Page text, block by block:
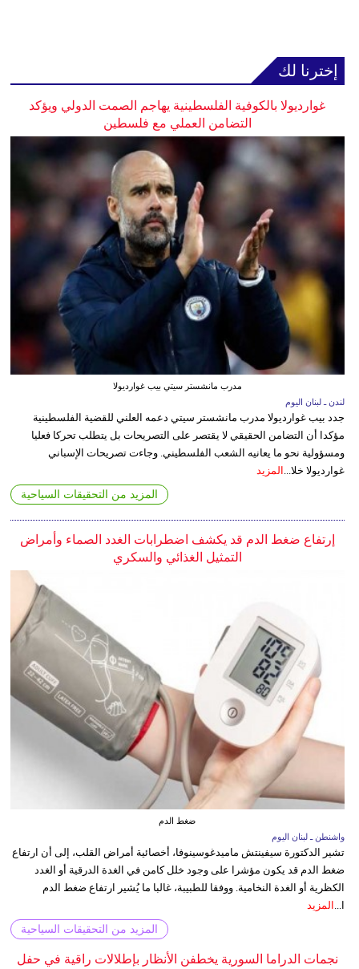
إخترنا لك
غوارديولا بالكوفية الفلسطينية يهاجم الصمت الدولي ويؤكد
التضامن العملي مع فلسطين
مدرب مانشستر سيتي بيب غوارديولا
لندن ـ لبنان اليوم
جدد بيب غوارديولا مدرب مانشستر سيتي دعمه العلني للقضية الفلسطينية
مؤكدا أن التضامن الحقيقي لا يقتصر على التصريحات بل يتطلب تحركا فعليا
ومسؤولية نحو ما يعانيه الشعب الفلسطيني. وجاءت تصريحات الإسباني
غوارديولا خلا... المزيد
المزيد من التحقيقات السياحية
إرتفاع ضغط الدم قد يكشف اضطرابات الغدد الصماء وأمراض
التمثيل الغذائي والسكري
ضغط الدم
واشنطن ـ لبنان اليوم
تشير الدكتورة سيفينتش ماميدغوسينوفا، أخصائية أمراض القلب، إلى أن ارتفاع
ضغط الدم قد يكون مؤشرا على وجود خلل كامن في الغدة الدرقية أو الغدد
الكظرية أو الغدة النخامية. ووفقا للطبيبة، غالبا ما يُشير ارتفاع ضغط الدم
ا... المزيد
المزيد من التحقيقات السياحية
نجمات الدراما السورية يخطفن الأنظار بإطلالات راقية في حفل